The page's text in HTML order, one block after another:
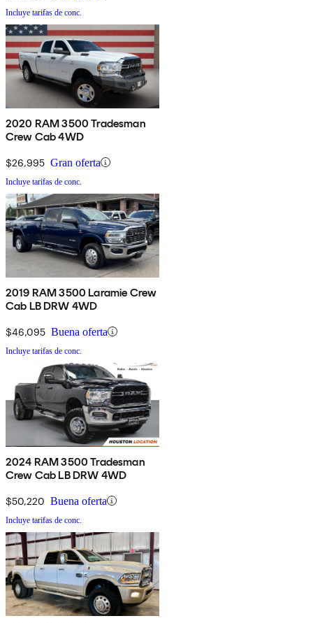
Incluye tarifas de conc.
2020 RAM 3500 Tradesman
Crew Cab 4WD
$26,995 Gran oferta
Incluye tarifas de conc.
2019 RAM 3500 Laramie Crew
Cab LB DRW 4WD
$46,095 Buena oferta
Incluye tarifas de conc.
2024 RAM 3500 Tradesman
Crew Cab LB DRW 4WD
$50,220 Buena oferta
Incluye tarifas de conc.